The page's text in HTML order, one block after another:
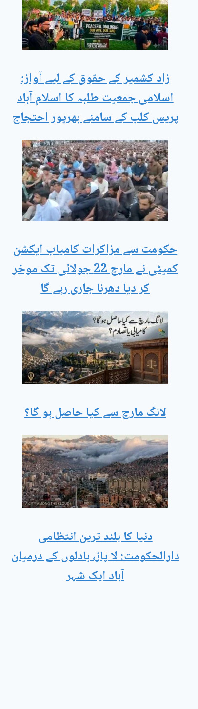
زاد کشمیر کے حقوق کے لیے آواز:
اسلامی جمعیت طلبہ کا اسلام آباد
پریس کلب کے سامنے بھرپور احتجاج
حکومت سے مزاکرات کامیاب ایکشن
کمیٹی نے مارچ 22 جولائی تک موخر
کر دیا دھرنا جاری رہے گا
لانگ مارچ سے کیا حاصل ہو گا؟
دنیا کا بلند ترین انتظامی
دارالحکومت: لا پاز، بادلوں کے درمیان
آباد ایک شہر